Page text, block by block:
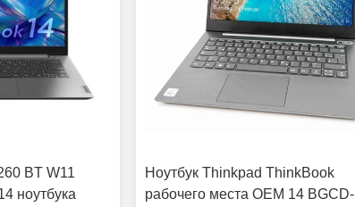
BT W11
ноутбука
Ноутбук Thinkpad ThinkBook
рабочего места OEM 14 BGCD-